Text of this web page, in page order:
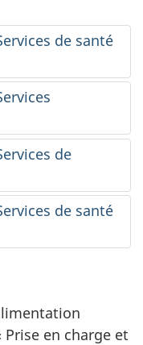
de santé
de
de santé
en charge et